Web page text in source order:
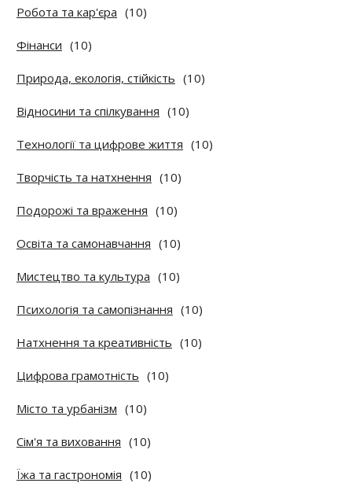
Робота та кар'єра (10)
Фінанси (10)
Природа, екологія, стійкість (10)
Відносини та спілкування (10)
Технології та цифрове життя (10)
Творчість та натхнення (10)
Подорожі та враження (10)
Освіта та самонавчання (10)
Мистецтво та культура (10)
Психологія та самопізнання (10)
Натхнення та креативність (10)
Цифрова грамотність (10)
Місто та урбанізм (10)
Сім'я та виховання (10)
Їжа та гастрономія (10)